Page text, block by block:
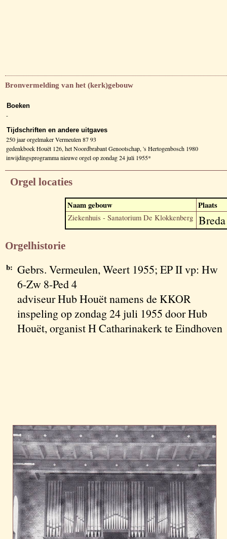
Bronvermelding van het (kerk)gebouw
Boeken
-
Tijdschriften en andere uitgaves
250 jaar orgelmaker Vermeulen 87 93
gedenkboek Houët 126, het Noordbrabant Genootschap, 's Hertogenbosch 1980
inwijdingsprogramma nieuwe orgel op zondag 24 juli 1955*
Orgel locaties
Naam gebouw Plaats
Ziekenhuis - Sanatorium De Klokkenberg Breda
Orgelhistorie
b: Gebrs. Vermeulen, Weert 1955; EP II vp: Hw
6-Zw 8-Ped 4
adviseur Hub Houët namens de KKOR
inspeling op zondag 24 juli 1955 door Hub
Houët, organist H Catharinakerk te Eindhoven